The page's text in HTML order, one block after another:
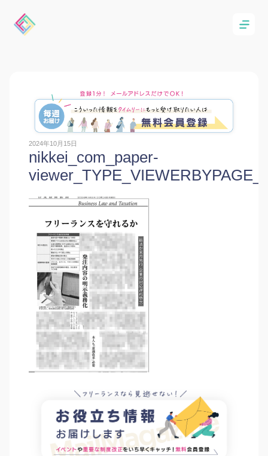
2024年10月15日
nikkei_com_paper-